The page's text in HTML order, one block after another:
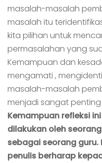
masalah-masalah
masalah itu
kita pilihan untuk
permasalahan yang
Kemampuan dan
mengamati ,
masalah-masalah
menjadi sangat
Kemampuan refleksi
dilakukan oleh
sebagai seorang
penulis berharap